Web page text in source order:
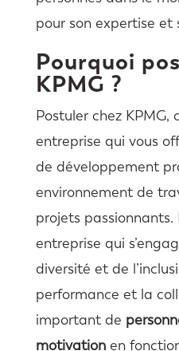
pour son expertise et
Pourquoi
KPMG ?
Postuler chez KPMG,
entreprise qui vous
de développement
environnement de
projets passionnants.
entreprise qui
diversité et de
performance et la
important de
motivationen